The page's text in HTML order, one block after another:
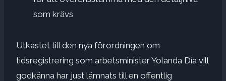
som krävs
Utkastet till den nya förordningen om
tidsregistrering som arbetsminister Yolanda Día vill
godkänna har just lämnats till en offentlig